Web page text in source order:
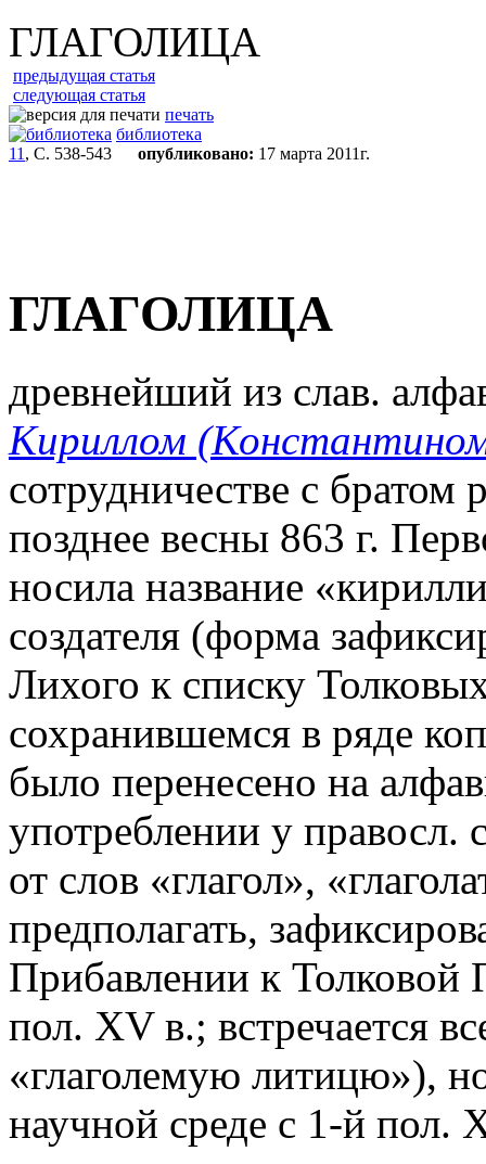
ГЛАГОЛИЦА
предыдущая статья
следующая статья
печать
библиотека
11 , С. 538-543 опубликовано: 17 марта 2011г.
ГЛАГОЛИЦА
древнейший из слав.
Кириллом
сотрудничестве с братом
позднее весны 863 г.
носила название
создателя (форма
Лихого к списку
сохранившемся в ряде
было перенесено на
употреблении у правосл.
от слов «глагол»,
предполагать,
Прибавлении к Толковой
пол. XV в.; встречается
«глаголемую литицю»),
научной среде с 1-й пол.